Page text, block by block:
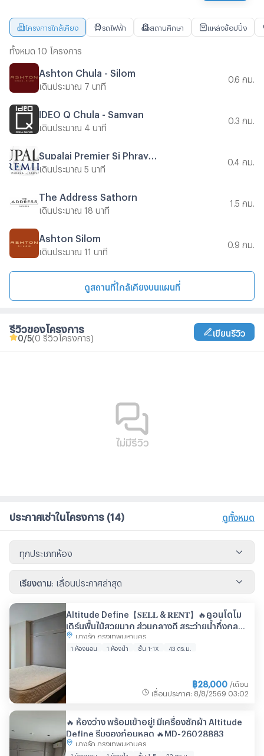
โครงการใกล้เคียง รถไฟฟ้า สถานศึกษา แหล่งช้อปปิ้ง
ทั้งหมด 10 โครงการ
Ashton Chula - Silom
เดินประมาณ 7 นาที
0.6 กม.
IDEO Q Chula - Samyan
เดินประมาณ 4 นาที
0.3 กม.
เดินประมาณ 5 นาที
0.4 กม.
The Address Sathorn
เดินประมาณ 18 นาที
1.5 กม.
Ashton Silom
เดินประมาณ 11 นาที
0.9 กม.
ดูสถานที่ใกล้เคียงบนแผนที่
รีวิวของโครงการ
0 /5(0 รีวิวโครงการ)
เขียนรีวิว
ไม่มีรีวิว
ประกาศเช่าในโครงการ (14) ดูทั้งหมด
ทุกประเภทห้อง
เรียงตาม เลื่อนประกาศล่าสุด
Altitude Define【𝐒𝐄𝐋𝐋 & 𝐑𝐄𝐍𝐓】🔥คอนโดโม
เดิร์นพื้นไม้สวยมาก ส่วนกลางดี สระว่ายน้้ำกึ่งกลาง
แจ้ง.🔥 ติดต่อไลน์ไอดี: @hacondo
บางรัก กรุงเทพมหานคร
1 ห้องนอน 1 ห้องน้ำ ชั้น 1-1X 43 ตร.ม.
฿28,000 /เดือน
เลื่อนประกาศ : 8/8/2569 03:02
🔥 ห้องว่าง พร้อมเข้าอยู่! มีเครื่องซักผ้า Altitude
Define รีบจองก่อนหลุด 🔥MD-26028883
บางรัก กรุงเทพมหานคร
1 ห้องนอน 1 ห้องน้ำ ชั้น 1-5 33 ตร.ม.